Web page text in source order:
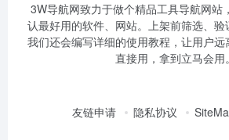
3W导航网致力于做个精品工具导航网站
认最好用的软件、网站。上架前筛选、
我们还会编写详细的使用教程，让用户
直接用，拿到立马会用。
友链申请 隐私协议